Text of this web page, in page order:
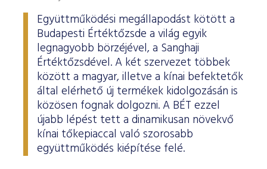
Együttműködési megállapodást kötött a
Budapesti Értéktőzsde a világ egyik
legnagyobb börzéjével, a Sanghaji
Értéktőzsdével. A két szervezet többek
között a magyar, illetve a kínai befektetők
által elérhető új termékek kidolgozásán is
közösen fognak dolgozni. A BÉT ezzel
újabb lépést tett a dinamikusan növekvő
kínai tőkepiaccal való szorosabb
együttműködés kiépítése felé.